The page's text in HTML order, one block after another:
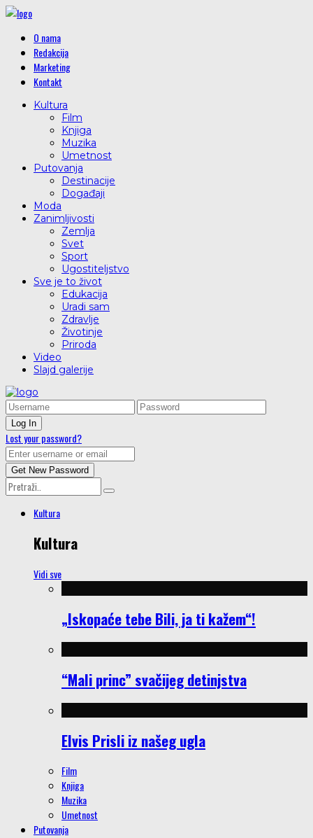
O nama
Redakcija
Marketing
Kontakt
Kultura
Film
Knjiga
Muzika
Umetnost
Putovanja
Destinacije
Događaji
Moda
Zanimljivosti
Zemlja
Svet
Sport
Ugostiteljstvo
Sve je to život
Edukacija
Uradi sam
Zdravlje
Životinje
Priroda
Video
Slajd galerije
Lost your password?
Kultura
Kultura
Vidi sve
„Iskopaće tebe Bili, ja ti kažem“!
“Mali princ” svačijeg detinjstva
Elvis Prisli iz našeg ugla
Film
Knjiga
Muzika
Umetnost
Putovanja